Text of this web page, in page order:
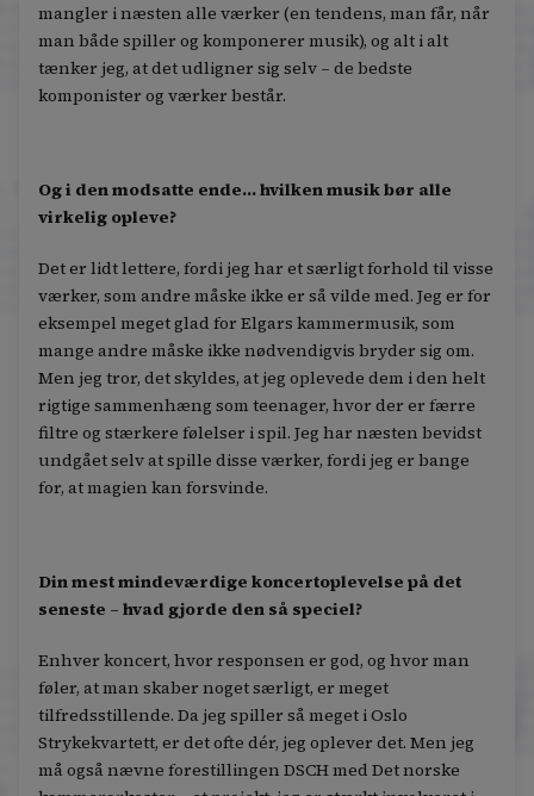
mangler i næsten alle værker (en tendens, man får, når
man både spiller og komponerer musik), og alt i alt
tænker jeg, at det udligner sig selv – de bedste
komponister og værker består.
Og i den modsatte ende… hvilken musik bør alle
virkelig opleve?
Det er lidt lettere, fordi jeg har et særligt forhold til visse
værker, som andre måske ikke er så vilde med. Jeg er for
eksempel meget glad for Elgars kammermusik, som
mange andre måske ikke nødvendigvis bryder sig om.
Men jeg tror, det skyldes, at jeg oplevede dem i den helt
rigtige sammenhæng som teenager, hvor der er færre
filtre og stærkere følelser i spil. Jeg har næsten bevidst
undgået selv at spille disse værker, fordi jeg er bange
for, at magien kan forsvinde.
Din mest mindeværdige koncertoplevelse på det
seneste – hvad gjorde den så speciel?
Enhver koncert, hvor responsen er god, og hvor man
føler, at man skaber noget særligt, er meget
tilfredsstillende. Da jeg spiller så meget i Oslo
Strykekvartett, er det ofte dér, jeg oplever det. Men jeg
må også nævne forestillingen DSCH med Det norske